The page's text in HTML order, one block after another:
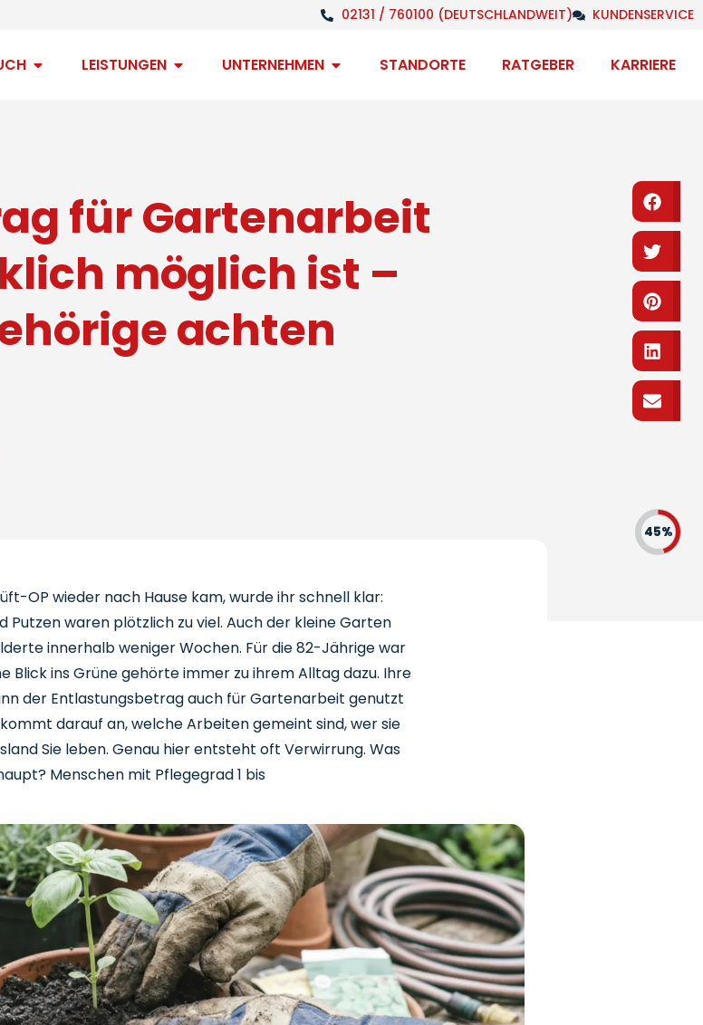
02131 / 760100 (DEUTSCHLANDWEIT) KUNDENSERVICE
Open Anspruch
LEISTUNGEN Open Leistungen
UNTERNEHMEN Open Unternehmen
STANDORTE RATGEBER KARRIERE
für Gartenarbeit
möglich ist –
achten
45%
OP wieder nach Hause kam, wurde ihr schnell klar:
Putzen waren plötzlich zu viel. Auch der kleine Garten
innerhalb weniger Wochen. Für die 82-Jährige war
Blick ins Grüne gehörte immer zu ihrem Alltag dazu. Ihre
der Entlastungsbetrag auch für Gartenarbeit genutzt
darauf an, welche Arbeiten gemeint sind, wer sie
Sie leben. Genau hier entsteht oft Verwirrung. Was
Menschen mit Pflegegrad 1 bis